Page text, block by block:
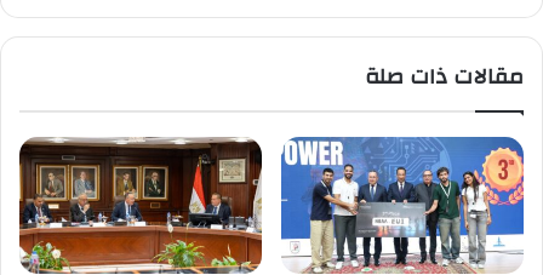
مقالات ذات صلة